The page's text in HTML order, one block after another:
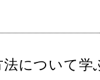
について学